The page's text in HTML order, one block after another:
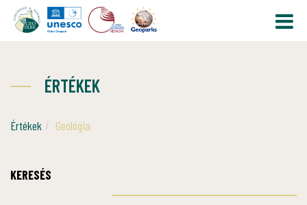
ÉRTÉKEK
Értékek Geológia
KERESÉS